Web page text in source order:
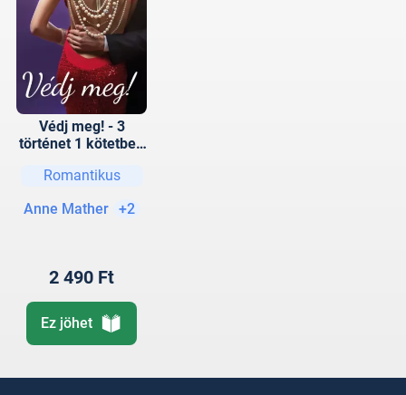
Védj meg! - 3
történet 1 kötetben
Élő céltábla,
Romantikus
Anne Mather
+2
2 490 Ft
Ez jöhet